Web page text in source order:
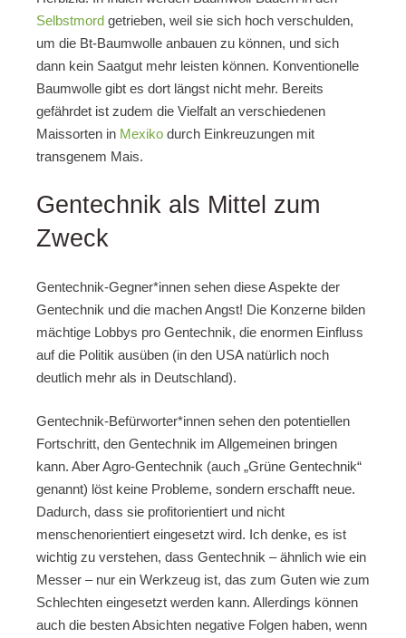
Selbstmord getrieben, weil sie sich hoch verschulden,
um die Bt-Baumwolle anbauen zu können, und sich
dann kein Saatgut mehr leisten können. Konventionelle
Baumwolle gibt es dort längst nicht mehr. Bereits
gefährdet ist zudem die Vielfalt an verschiedenen
Maissorten in Mexiko durch Einkreuzungen mit
transgenem Mais.
Gentechnik als Mittel zum
Zweck
Gentechnik-Gegner*innen sehen diese Aspekte der
Gentechnik und die machen Angst! Die Konzerne bilden
mächtige Lobbys pro Gentechnik, die enormen Einfluss
auf die Politik ausüben (in den USA natürlich noch
deutlich mehr als in Deutschland).
Gentechnik-Befürworter*innen sehen den potentiellen
Fortschritt, den Gentechnik im Allgemeinen bringen
kann. Aber Agro-Gentechnik (auch „Grüne Gentechnik“
genannt) löst keine Probleme, sondern erschafft neue.
Dadurch, dass sie profitorientiert und nicht
menschenorientiert eingesetzt wird. Ich denke, es ist
wichtig zu verstehen, dass Gentechnik – ähnlich wie ein
Messer – nur ein Werkzeug ist, das zum Guten wie zum
Schlechten eingesetzt werden kann. Allerdings können
auch die besten Absichten negative Folgen haben, wenn